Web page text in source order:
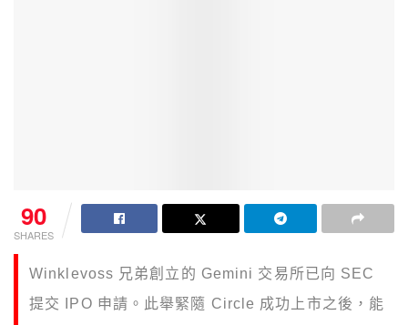
90
SHARES
Winklevoss 兄弟創立的 Gemini 交易所已向 SEC
提交 IPO 申請。此舉緊隨 Circle 成功上市之後，能